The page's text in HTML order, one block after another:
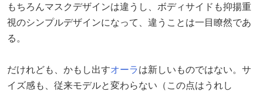
もちろんマスクデザインは違うし、ボディサイドも抑揚重
視のシンプルデザインになって、違うことは一目瞭然であ
る。
だけれども、かもし出すオーラは新しいものではない。サ
イズ感も、従来モデルと変わらない（この点はうれし